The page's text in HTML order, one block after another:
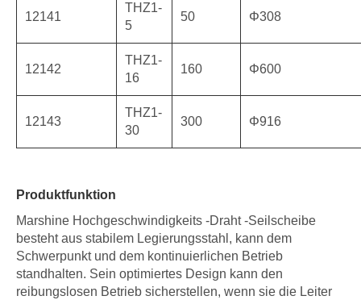
12141
THZ1-
5
50 Φ308
12142
THZ1-
16
160 Φ600
12143
THZ1-
30
300 Φ916
Produktfunktion
Marshine Hochgeschwindigkeits -Draht -Seilscheibe
besteht aus stabilem Legierungsstahl, kann dem
Schwerpunkt und dem kontinuierlichen Betrieb
standhalten. Sein optimiertes Design kann den
reibungslosen Betrieb sicherstellen, wenn sie die Leiter